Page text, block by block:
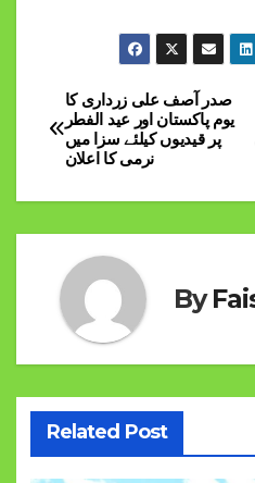
Post
navigation
صدر آصف علی زرداری کا
یوم پاکستان اور عید الفطر
پر قیدیوں کیلئے سزا میں
نرمی کا اعلان
By
Related Post